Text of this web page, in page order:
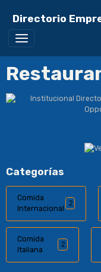
Directorio
Categorías
Comida
Internacional
2
Comida
Italiana
2